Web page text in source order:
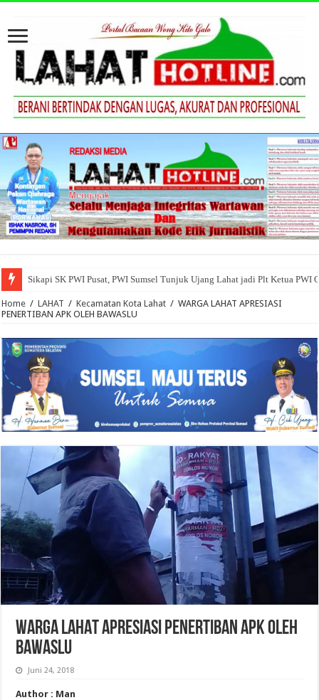
Sikapi SK PWI Pusat, PWI Sumsel Tunjuk Ujang Lahat jadi Plt Ketua PWI
Home / LAHAT / Kecamatan Kota Lahat / WARGA LAHAT APRESIASI
PENERTIBAN APK OLEH BAWASLU
WARGA LAHAT APRESIASI PENERTIBAN APK OLEH
BAWASLU
Juni 24, 2018
Author : Man